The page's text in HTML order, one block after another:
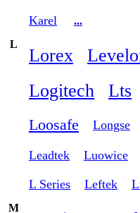
Karel
...
L
Lorex
Logitech
Lts
Loosafe Longse
Leadtek Luowice
L Series Leftek
M